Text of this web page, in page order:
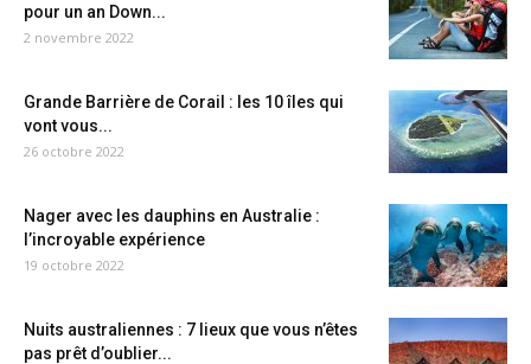
pour un an Down...
2 novembre 2022
Grande Barrière de Corail : les 10 îles qui
vont vous...
26 octobre 2022
Nager avec les dauphins en Australie :
l’incroyable expérience
19 octobre 2022
Nuits australiennes : 7 lieux que vous n’êtes
pas prêt d’oublier...